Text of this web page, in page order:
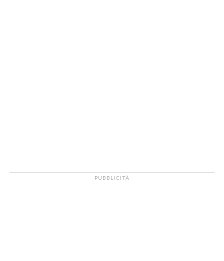
PUBBLICITÀ